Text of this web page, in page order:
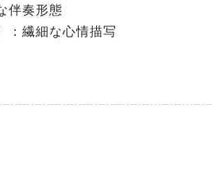
伴奏形態
：繊細な心情描写